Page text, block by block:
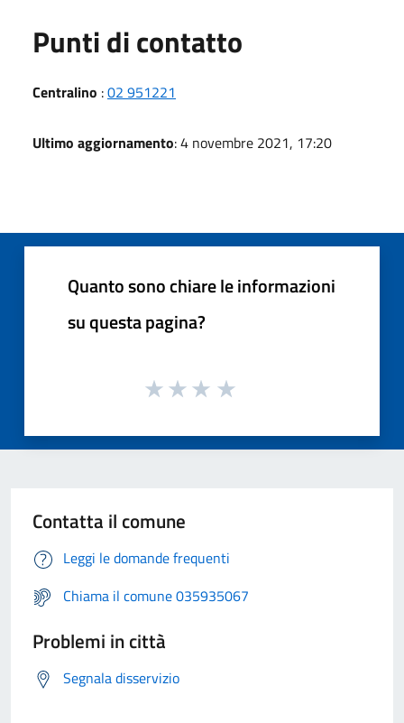
Punti di contatto
Centralino :02 951221
Ultimo aggiornamento: 4 novembre 2021, 17:20
Quanto sono chiare le informazioni
su questa pagina?
Contatta il comune
Leggi le domande frequenti
Chiama il comune 035935067
Problemi in città
Segnala disservizio